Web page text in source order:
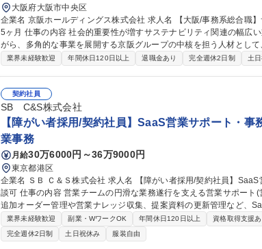
大阪府大阪市中央区
企業名 京阪ホールディングス株式会社 求人名 【大阪/事務系総合職】サステナビリティ推進担当/上場企業/賞与5.
5ヶ月 仕事の内容 社会的重要性が増すサステナビリティ関連の幅広い業務をお任せします。豊富な経験を積みな
がら、多角的な事業を展開する京阪グループの中核を担う人材として、中
プ全体のサステナビリティ、ESGに関するデータ管理、情報収集、
京阪版SDGｓたる「BIOSTYLE」のグループ内外への浸透、PR ※
換も想定されており、幅広い事務業務へのキャリア展開が可能です。 募集職種 【大阪/事務系総合職】サステナビ
リティ推進担当/上場企業/賞与5.5ヶ月
業界未経験歓迎 年間休日120日以上 退職金あり 完全週休2日制 土
契約社員
SB C&S株式会社
【障がい者採用/契約社員】SaaS営業サポート・
業事務
月給30万6000円～36万9000円
東京都港区
企業名 ＳＢ Ｃ＆Ｓ株式会社 求人名 【障がい者採用/契約社員】SaaS営業サポート・事務/短日数・短時間勤務相
談可 仕事の内容 営業チームの円滑な業務遂行を支える営業サポート(営業事務)業務をお任せします。既存顧客の
追加オーダー管理や営業ナレッジ収集、提案資料の更新管理など、
す。 【詳細】既存顧客からの追加オーダー確認・管理／営業活動のオペレーション推進／主力商材のキャンペー
ン・条件情報の把握と展開／営業ナレッジ・成功事例のドキュメン
整備／社内アンケートなどの進行管理・リマインドなど。 ※正社員
業界未経験歓迎 副業・WワークOK 年間休日120日以上 資格取得支援あ
完全週休2日制
土日祝休み 服装自由